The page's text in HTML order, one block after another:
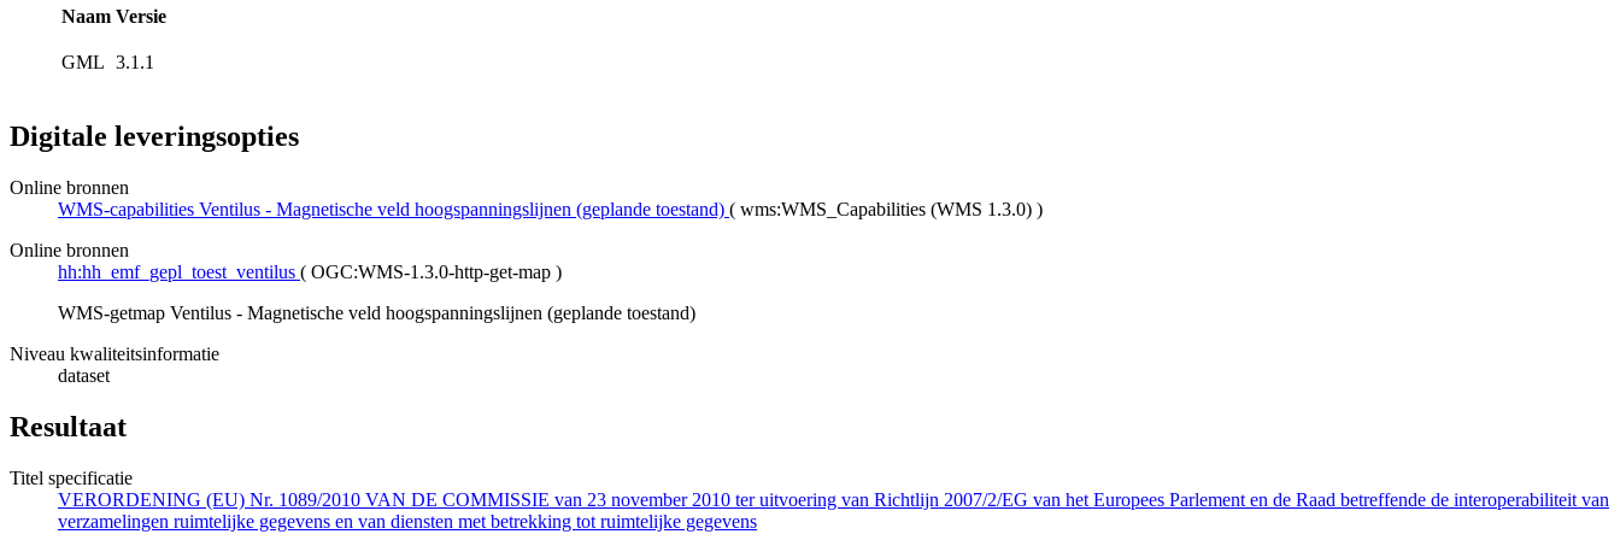
Naam Versie
GML 3.1.1
Digitale leveringsopties
Online bronnen
WMS-capabilities Ventilus - Magnetische veld hoogspanningslijnen (geplande toestand) ( wms:WMS_Capabilities (WMS 1.3.0) )
Online bronnen
hh:hh_emf_gepl_toest_ventilus ( OGC:WMS-1.3.0-http-get-map )
WMS-getmap Ventilus - Magnetische veld hoogspanningslijnen (geplande toestand)
Niveau kwaliteitsinformatie
dataset
Resultaat
Titel specificatie
VERORDENING (EU) Nr. 1089/2010 VAN DE COMMISSIE van 23 november 2010 ter uitvoering van Richtlijn 2007/2/EG van het Europees Parlement en de Raad betreffende de interoperabiliteit van
verzamelingen ruimtelijke gegevens en van diensten met betrekking tot ruimtelijke gegevens